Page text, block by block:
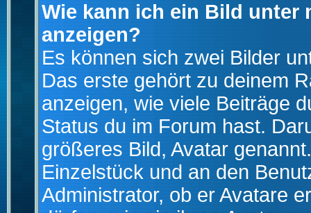
Wie kann ich ein Bild unter
anzeigen?
Es können sich zwei Bilder
Das erste gehört zu deinem
anzeigen, wie viele Beiträge
Status du im Forum hast.
größeres Bild, Avatar
Einzelstück und an den
Administrator, ob er Avatare